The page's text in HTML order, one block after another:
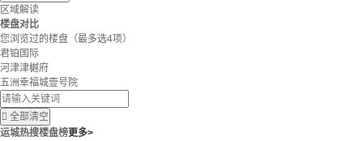
区域解读
楼盘对比
您浏览过的楼盘 （最多选4项）
君铂国际
河津津樾府
五洲幸福城壹号院
 全部清空
运城热搜楼盘榜更多>